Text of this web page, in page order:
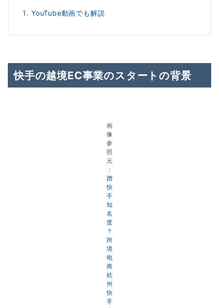
YouTube動画でも解説
快手の越境EC事業のスタートの背景
画
像
参
照
元
：
蹭
快
手
知
名
度
？
跨
境
电
商
杭
州
快
手